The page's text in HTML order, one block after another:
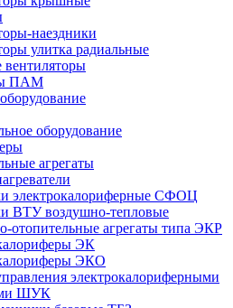
наездники
улитка радиальные
ПАМ
оборудование
агрегаты
электрокалориферные СФОЦ
ВТУ воздушно-тепловые
отопительные агрегаты типа ЭКР
ЭК
ЭКО
электрокалориферными
ШУК